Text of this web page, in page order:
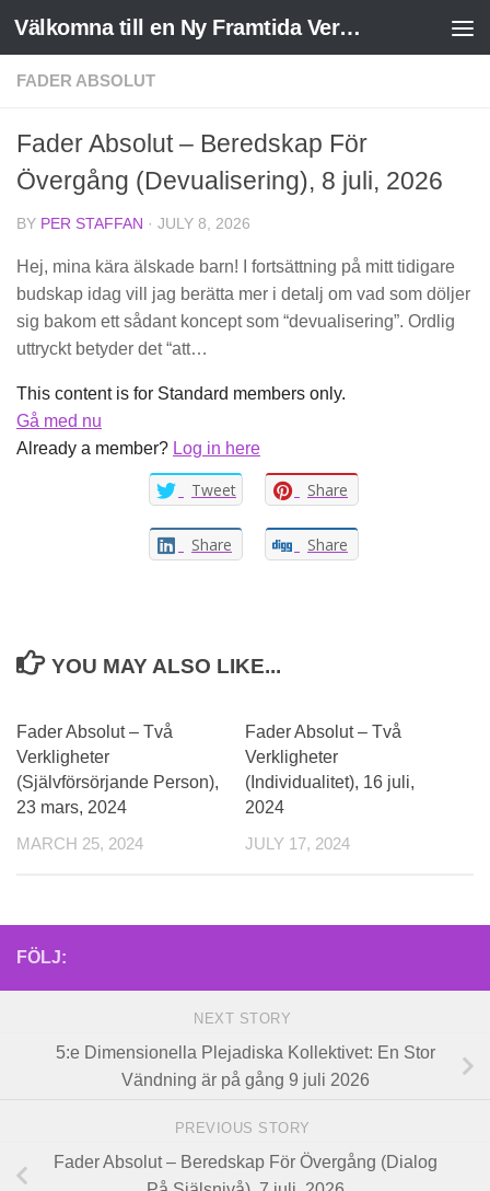
Skip to content Välkomna till en Ny Framtida Verklighet
FADER ABSOLUT
Fader Absolut – Beredskap För
Övergång (Devualisering), 8 juli, 2026
BY PER STAFFAN · JULY 8, 2026
Hej, mina kära älskade barn! I fortsättning på mitt tidigare
budskap idag vill jag berätta mer i detalj om vad som döljer
sig bakom ett sådant koncept som “devualisering”. Ordlig
uttryckt betyder det “att…
This content is for Standard members only.
Gå med nu
Already a member? Log in here
Tweet Share
Share Share
YOU MAY ALSO LIKE...
Fader Absolut – Två
Verkligheter
(Självförsörjande Person),
23 mars, 2024
MARCH 25, 2024
Fader Absolut – Två
Verkligheter
(Individualitet), 16 juli,
2024
JULY 17, 2024
FÖLJ:
NEXT STORY
5:e Dimensionella Plejadiska Kollektivet: En Stor
Vändning är på gång 9 juli 2026
PREVIOUS STORY
Fader Absolut – Beredskap För Övergång (Dialog